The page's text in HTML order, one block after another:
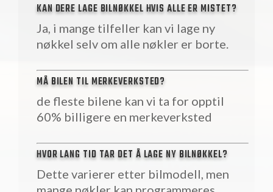
KAN DERE LAGE BILNØKKEL HVIS ALLE ER MISTET?
Ja, i mange tilfeller kan vi lage ny
nøkkel selv om alle nøkler er borte.
MÅ BILEN TIL MERKEVERKSTED?
de fleste bilene kan vi ta for opptil
60% billigere en merkeverksted
HVOR LANG TID TAR DET Å LAGE NY BILNØKKEL?
Dette varierer etter bilmodell, men